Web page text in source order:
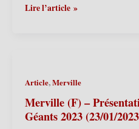
Ath
–
Présentation
du
Lire l’article »
Article,Merville
Merville (F) –
Géants 2023 (23/01/